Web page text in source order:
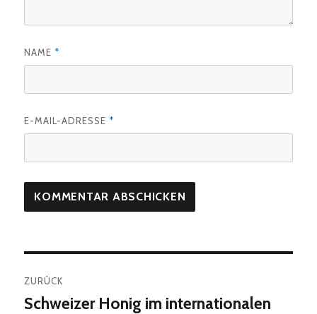
NAME *
E-MAIL-ADRESSE *
ZURÜCK
Vorheriger
Schweizer Honig im internationalen